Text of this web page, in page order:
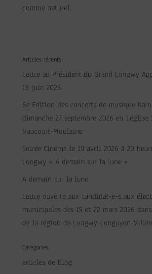
comme naturel.
Articles récents
Lettre au Président du Grand Longwy
18 juin 2026
6e Edition des concerts de musique
dimanche 27 septembre 2026 en
Haucourt-Moulaine
Soirée Cinéma le 10 avril 2026 à 20
Longwy « A demain sur la lune »
A demain sur la lune
Lettre ouverte aux candidat-e-s aux
municipales des 15 et 22 mars 2026
de la région de Longwy-Longuyon-
Catégories
articles de blog